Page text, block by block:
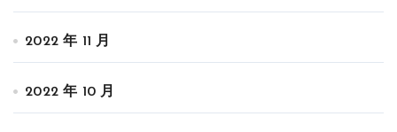
2022 年 11 月
2022 年 10 月